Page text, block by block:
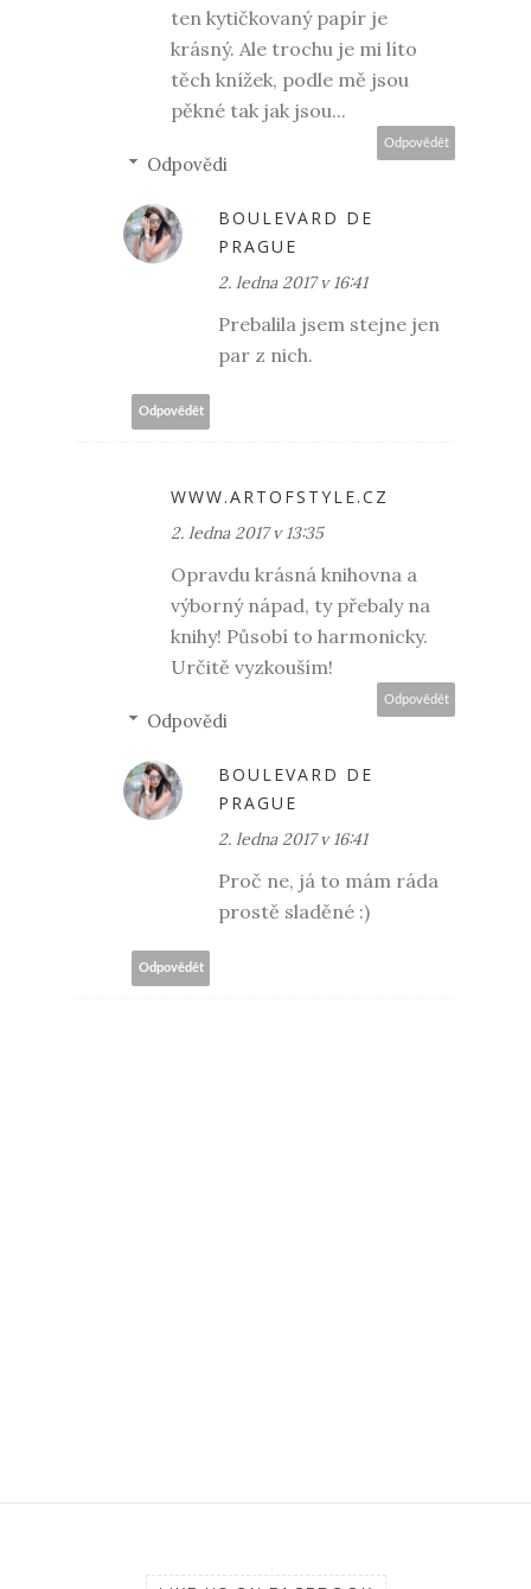
ten kytičkovaný papír je
krásný. Ale trochu je mi líto
těch knížek, podle mě jsou
pěkné tak jak jsou...
Odpovědět
Odpovědi
BOULEVARD DE
PRAGUE
2. ledna 2017 v 16:41
Prebalila jsem stejne jen
par z nich.
Odpovědět
WWW.ARTOFSTYLE.CZ
2. ledna 2017 v 13:35
Opravdu krásná knihovna a
výborný nápad, ty přebaly na
knihy! Působí to harmonicky.
Určitě vyzkouším!
Odpovědět
Odpovědi
BOULEVARD DE
PRAGUE
2. ledna 2017 v 16:41
Proč ne, já to mám ráda
prostě sladěné :)
Odpovědět